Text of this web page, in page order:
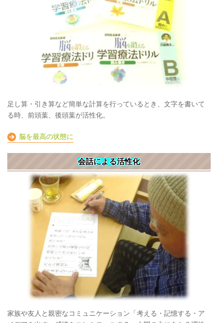
足し算・引き算など簡単な計算を行っているとき、文字を書いて
る時、前頭葉、後頭葉が活性化。
脳を最高の状態に
会話による活性化
家族や友人と親密なコミュニケーション「考える・記憶する・ア